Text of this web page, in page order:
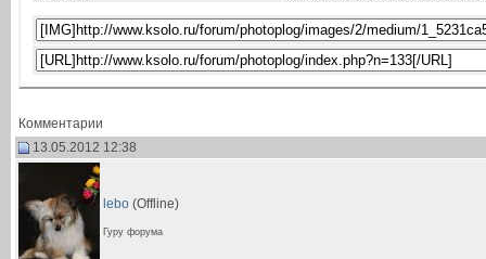
Комментарии
13.05.2012 12:38
lebo (Offline)
Гуру форума